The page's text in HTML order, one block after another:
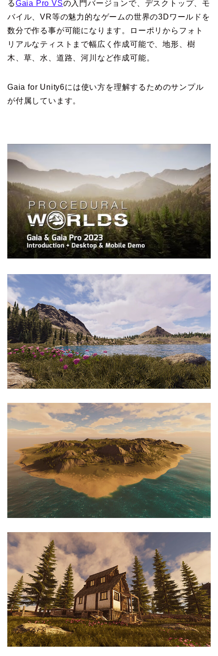
るGaia Pro VSの入門バージョンで、デスクトップ、モ
バイル、VR等の魅力的なゲームの世界の3Dワールドを
数分で作る事が可能になります。ローポリからフォト
リアルなティストまで幅広く作成可能で、地形、樹
木、草、水、道路、河川など作成可能。
Gaia for Unity6には使い方を理解するためのサンプル
が付属しています。